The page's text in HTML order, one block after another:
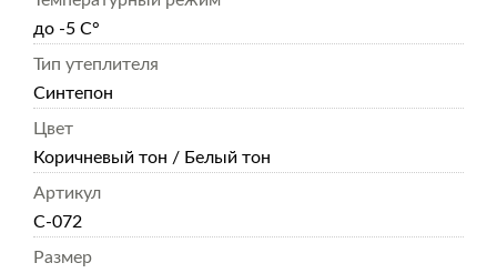
до -5 С°
Тип утеплителя
Синтепон
Цвет
Коричневый тон / Белый тон
Артикул
С-072
Размер